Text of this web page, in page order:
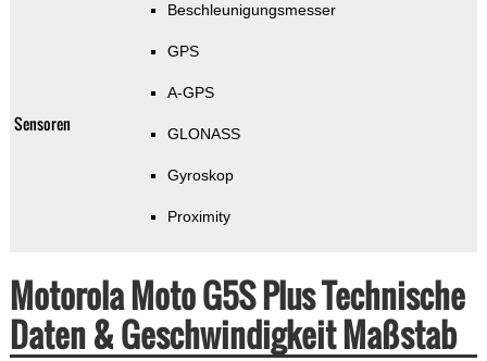
Sensoren
Beschleunigungsmesser
GPS
A-GPS
GLONASS
Gyroskop
Proximity
Motorola Moto G5S Plus Technische
Daten & Geschwindigkeit Maßstab